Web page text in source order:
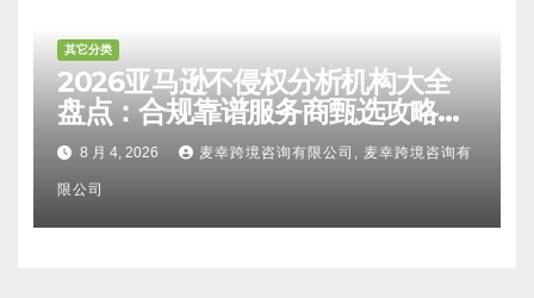
其它分类
2026亚马逊不侵权分析机构大全
盘点：合规靠谱服务商甄选攻略、
避坑FAQ及标杆机构实力详解
8 月 4, 2026 麦幸跨境咨询有限公司, 麦幸跨境咨询有
限公司